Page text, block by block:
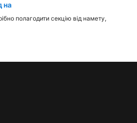
на
полагодити секцію від намету,